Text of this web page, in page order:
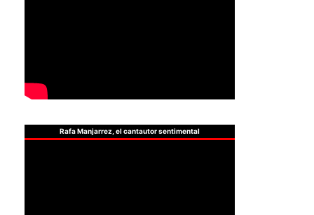
Rafa Manjarrez, el cantautor sentimental